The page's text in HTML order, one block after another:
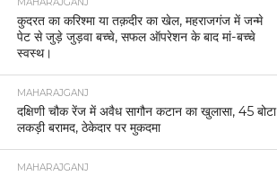
कुदरत का करिश्मा या तक़दीर का खेल, महराजगंज में जन्मे
पेट से जुड़े जुड़वा बच्चे, सफल ऑपरेशन के बाद मां-बच्चे
स्वस्थ।
MAHARAJGANJ
दक्षिणी चौक रेंज में अवैध सागौन कटान का खुलासा, 45 बोटा
लकड़ी बरामद, ठेकेदार पर मुकदमा
MAHARAJGANJ